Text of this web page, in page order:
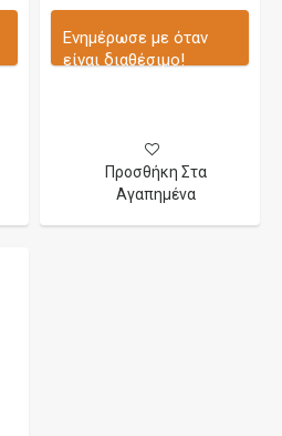
Ενημέρωσε με όταν
είναι διαθέσιμο!
Προσθήκη Στα
Αγαπημένα